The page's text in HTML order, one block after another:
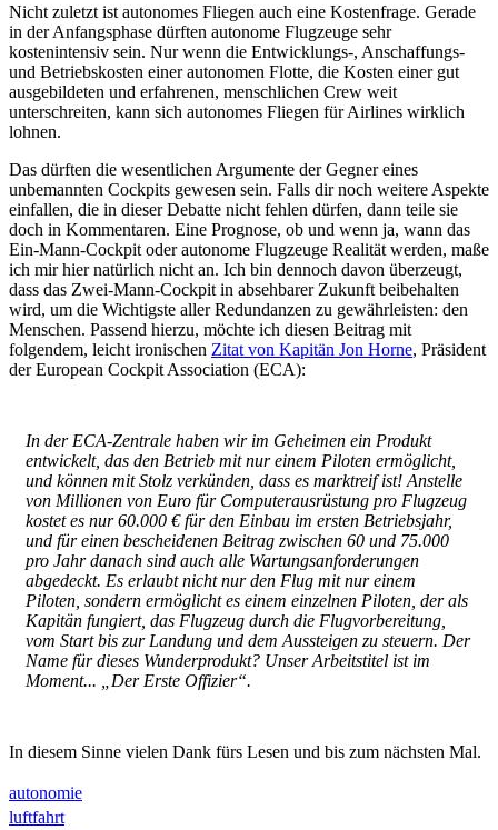
Nicht zuletzt ist autonomes Fliegen auch eine Kostenfrage. Gerade
in der Anfangsphase dürften autonome Flugzeuge sehr
kostenintensiv sein. Nur wenn die Entwicklungs-, Anschaffungs-
und Betriebskosten einer autonomen Flotte, die Kosten einer gut
ausgebildeten und erfahrenen, menschlichen Crew weit
unterschreiten, kann sich autonomes Fliegen für Airlines wirklich
lohnen.
Das dürften die wesentlichen Argumente der Gegner eines
unbemannten Cockpits gewesen sein. Falls dir noch weitere Aspekte
einfallen, die in dieser Debatte nicht fehlen dürfen, dann teile sie
doch in Kommentaren. Eine Prognose, ob und wenn ja, wann das
Ein-Mann-Cockpit oder autonome Flugzeuge Realität werden, maße
ich mir hier natürlich nicht an. Ich bin dennoch davon überzeugt,
dass das Zwei-Mann-Cockpit in absehbarer Zukunft beibehalten
wird, um die Wichtigste aller Redundanzen zu gewährleisten: den
Menschen. Passend hierzu, möchte ich diesen Beitrag mit
folgendem, leicht ironischen Zitat von Kapitän Jon Horne, Präsident
der European Cockpit Association (ECA):
In der ECA-Zentrale haben wir im Geheimen ein Produkt
entwickelt, das den Betrieb mit nur einem Piloten ermöglicht,
und können mit Stolz verkünden, dass es marktreif ist! Anstelle
von Millionen von Euro für Computerausrüstung pro Flugzeug
kostet es nur 60.000 € für den Einbau im ersten Betriebsjahr,
und für einen bescheidenen Beitrag zwischen 60 und 75.000
pro Jahr danach sind auch alle Wartungsanforderungen
abgedeckt. Es erlaubt nicht nur den Flug mit nur einem
Piloten, sondern ermöglicht es einem einzelnen Piloten, der als
Kapitän fungiert, das Flugzeug durch die Flugvorbereitung,
vom Start bis zur Landung und dem Aussteigen zu steuern. Der
Name für dieses Wunderprodukt? Unser Arbeitstitel ist im
Moment... „Der Erste Offizier“.
In diesem Sinne vielen Dank fürs Lesen und bis zum nächsten Mal.
autonomie
luftfahrt